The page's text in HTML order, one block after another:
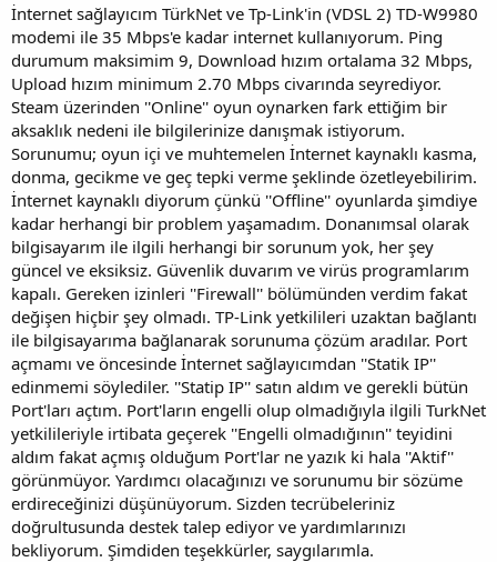
t
a
n
r
i
h
i
İnternet sağlayıcım TürkNet ve Tp-Link'in (VDSL 2) TD-W9980
modemi ile 35 Mbps'e kadar internet kullanıyorum. Ping
durumum maksimim 9, Download hızım ortalama 32 Mbps,
Upload hızım minimum 2.70 Mbps civarında seyrediyor.
Steam üzerinden ''Online'' oyun oynarken fark ettiğim bir
aksaklık nedeni ile bilgilerinize danışmak istiyorum.
Sorunumu; oyun içi ve muhtemelen İnternet kaynaklı kasma,
donma, gecikme ve geç tepki verme şeklinde özetleyebilirim.
İnternet kaynaklı diyorum çünkü ''Offline'' oyunlarda şimdiye
kadar herhangi bir problem yaşamadım. Donanımsal olarak
bilgisayarım ile ilgili herhangi bir sorunum yok, her şey
güncel ve eksiksiz. Güvenlik duvarım ve virüs programlarım
kapalı. Gereken izinleri ''Firewall'' bölümünden verdim fakat
değişen hiçbir şey olmadı. TP-Link yetkilileri uzaktan bağlantı
ile bilgisayarıma bağlanarak sorunuma çözüm aradılar. Port
açmamı ve öncesinde İnternet sağlayıcımdan ''Statik IP''
edinmemi söylediler. ''Statip IP'' satın aldım ve gerekli bütün
Port'ları açtım. Port'ların engelli olup olmadığıyla ilgili TurkNet
yetkilileriyle irtibata geçerek ''Engelli olmadığının'' teyidini
aldım fakat açmış olduğum Port'lar ne yazık ki hala ''Aktif''
görünmüyor. Yardımcı olacağınızı ve sorunumu bir sözüme
erdireceğinizi düşünüyorum. Sizden tecrübeleriniz
doğrultusunda destek talep ediyor ve yardımlarınızı
bekliyorum. Şimdiden teşekkürler, saygılarımla.